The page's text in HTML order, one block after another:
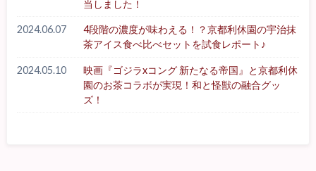
当しました！
2024.06.07
4段階の濃度が味わえる！？京都利休園の宇治抹
茶アイス食べ比べセットを試食レポート♪
2024.05.10
映画『ゴジラxコング 新たなる帝国』と京都利休
園のお茶コラボが実現！和と怪獣の融合グッ
ズ！